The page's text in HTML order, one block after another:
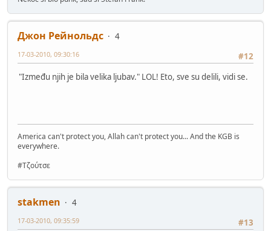
Джон Рейнольдс
4
#12
17-03-2010, 09:30:16
"Između njih je bila velika ljubav." LOL! Eto, sve su delili, vidi se.
America can't protect you, Allah can't protect you... And the KGB is
everywhere.
#Τζούτσε
stakmen
4
#13
17-03-2010, 09:35:59